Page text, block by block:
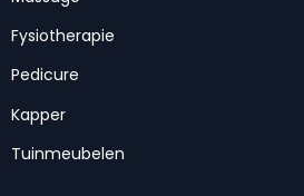
Fysiotherapie
Pedicure
Kapper
Tuinmeubelen